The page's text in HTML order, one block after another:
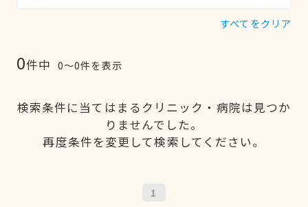
すべてをクリア
0件中 0〜0件を表示
検索条件に当てはまるクリニック・病院は見つか
りませんでした。
再度条件を変更して検索してください。
1